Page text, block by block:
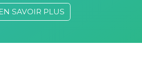
SAVOIR PLUS